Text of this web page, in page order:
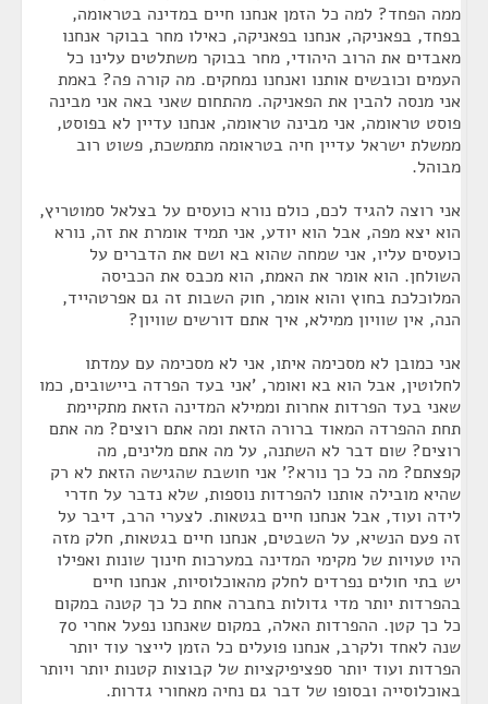
ממה הפחד? למה כל הזמן אנחנו חיים במדינה בטראומה,
בפחד, בפאניקה, אנחנו בפאניקה, כאילו מחר בבוקר אנחנו
מאבדים את הרוב היהודי, מחר בבוקר משתלטים עלינו כל
העמים וכובשים אותנו ואנחנו נמחקים. מה קורה פה? באמת
אני מנסה להבין את הפאניקה. מהתחום שאני באה אני מבינה
פוסט טראומה, אני מבינה טראומה, אנחנו עדיין לא בפוסט,
ממשלת ישראל עדיין חיה בטראומה מתמשכת, פשוט רוב
מבוהל.
אני רוצה להגיד לכם, כולם נורא כועסים על בצלאל סמוטריץ,
הוא יצא מפה, אבל הוא יודע, אני תמיד אומרת את זה, נורא
כועסים עליו, אני שמחה שהוא בא ושם את הדברים על
השולחן. הוא אומר את האמת, הוא מכבס את הכביסה
המלוכלכת בחוץ והוא אומר, חוק השבות זה גם אפרטהייד,
הנה, אין שוויון ממילא, איך אתם דורשים שוויון?
אני כמובן לא מסכימה איתו, אני לא מסכימה עם עמדתו
לחלוטין, אבל הוא בא ואומר, 'אני בעד הפרדה ביישובים, כמו
שאני בעד הפרדות אחרות וממילא המדינה הזאת מתקיימת
תחת ההפרדה המאוד ברורה הזאת ומה אתם רוצים? מה אתם
רוצים? שום דבר לא השתנה, על מה אתם מלינים, מה
קפצתם? מה כל כך נורא?' אני חושבת שהגישה הזאת לא רק
שהיא מובילה אותנו להפרדות נוספות, שלא נדבר על חדרי
לידה ועוד, אבל אנחנו חיים בגטאות. לצערי הרב, דיבר על
זה פעם הנשיא, על השבטים, אנחנו חיים בגטאות, חלק מזה
היו טעויות של מקימי המדינה במערכות חינוך שונות ואפילו
יש בתי חולים נפרדים לחלק מהאוכלוסיות, אנחנו חיים
בהפרדות יותר מדי גדולות בחברה אחת כל כך קטנה במקום
כל כך קטן. ההפרדות האלה, במקום שאנחנו נפעל אחרי 70
שנה לאחד ולקרב, אנחנו פועלים כל הזמן לייצר עוד יותר
הפרדות ועוד יותר ספציפיקציות של קבוצות קטנות יותר ויותר
באוכלוסייה ובסופו של דבר גם נחיה מאחורי גדרות.